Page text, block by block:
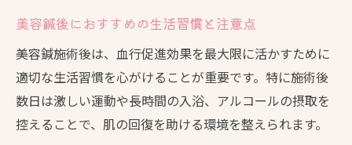
を
美容鍼後の生活リズム改善がもたらす透明
美容鍼後におすすめの生活習慣と注意点
美容鍼施術後は、血行促進効果を最大限に活かすために
適切な生活習慣を心がけることが重要です。特に施術後
数日は激しい運動や長時間の入浴、アルコールの摂取を
控えることで、肌の回復を助ける環境を整えられます。